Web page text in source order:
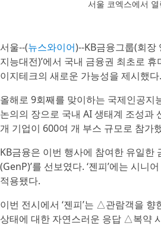
서울 코엑스에서 열
서울--(뉴스와이어)--KB금융그룹(회장
지능대전)’에서 국내 금융권 최초로
이지테크의 새로운 가능성을 제시했다.
올해로 9회째를 맞이하는 국제인공
논의의 장으로 국내 AI 생태계 조성과
개 기업이 600여 개 부스 규모로 참가
KB금융은 이번 행사에 참여한 유일한
(GenP)’를 선보였다. ‘젠피’에는 시
적용됐다.
이번 전시에서 ‘젠피’는 △관람객을
상태에 대한 자연스러운 응답 △복약